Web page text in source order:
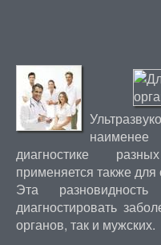
диагностике
применяется также
Эта
диагностировать
органов, так и мужских.